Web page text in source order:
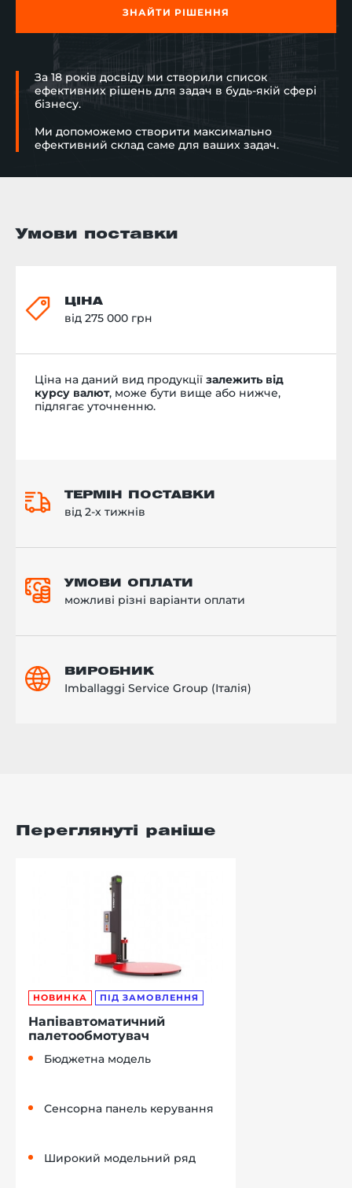
ЗНАЙТИ РІШЕННЯ
За 18 років досвіду ми створили список
ефективних рішень для задач в будь-якій сфері
бізнесу.
Ми допоможемо створити максимально
ефективний склад саме для ваших задач.
Умови поставки
ЦІНА
від 275 000 грн
Ціна на даний вид продукції залежить від
курсу валют, може бути вище або нижче,
підлягає уточненню.
ТЕРМІН ПОСТАВКИ
від 2-х тижнів
УМОВИ ОПЛАТИ
можливі різні варіанти оплати
ВИРОБНИК
Imballaggi Service Group (Італія)
Переглянуті раніше
НОВИНКА ПІД ЗАМОВЛЕННЯ
Напівавтоматичний
палетообмотувач
Бюджетна модель
Сенсорна панель керування
Широкий модельний ряд